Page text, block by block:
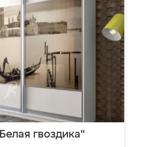
гвоздика"